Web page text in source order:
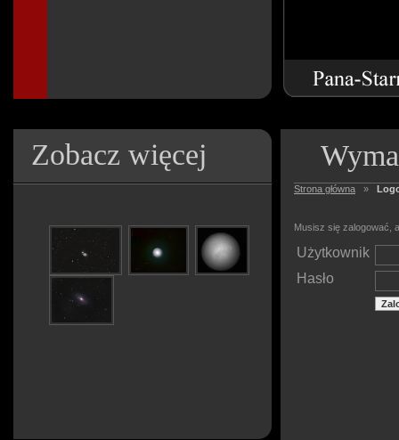
Zobacz więcej
Strona główna »
Musisz się zalogować,
Użytkownik
Hasło